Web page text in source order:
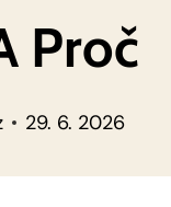
Proč
29. 6. 2026